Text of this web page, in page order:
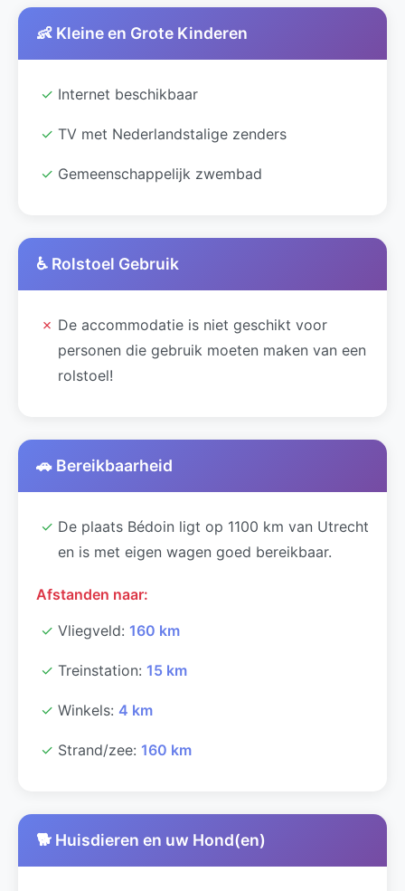
👶 Kleine en Grote Kinderen
✓ Internet beschikbaar
✓ TV met Nederlandstalige zenders
✓ Gemeenschappelijk zwembad
♿ Rolstoel Gebruik
✗ De accommodatie is niet geschikt voor
personen die gebruik moeten maken van een
rolstoel!
🚗 Bereikbaarheid
✓ De plaats Bédoin ligt op 1100 km van Utrecht
en is met eigen wagen goed bereikbaar.
Afstanden naar:
✓ Vliegveld: 160 km
✓ Treinstation: 15 km
✓ Winkels: 4 km
✓ Strand/zee: 160 km
🐕 Huisdieren en uw Hond(en)